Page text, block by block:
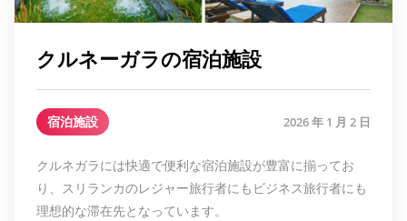
クルネーガラの宿泊施設
宿泊施設 2026 年 1 月 2 日
クルネガラには快適で便利な宿泊施設が豊富に揃ってお
り、スリランカのレジャー旅行者にもビジネス旅行者にも
理想的な滞在先となっています。